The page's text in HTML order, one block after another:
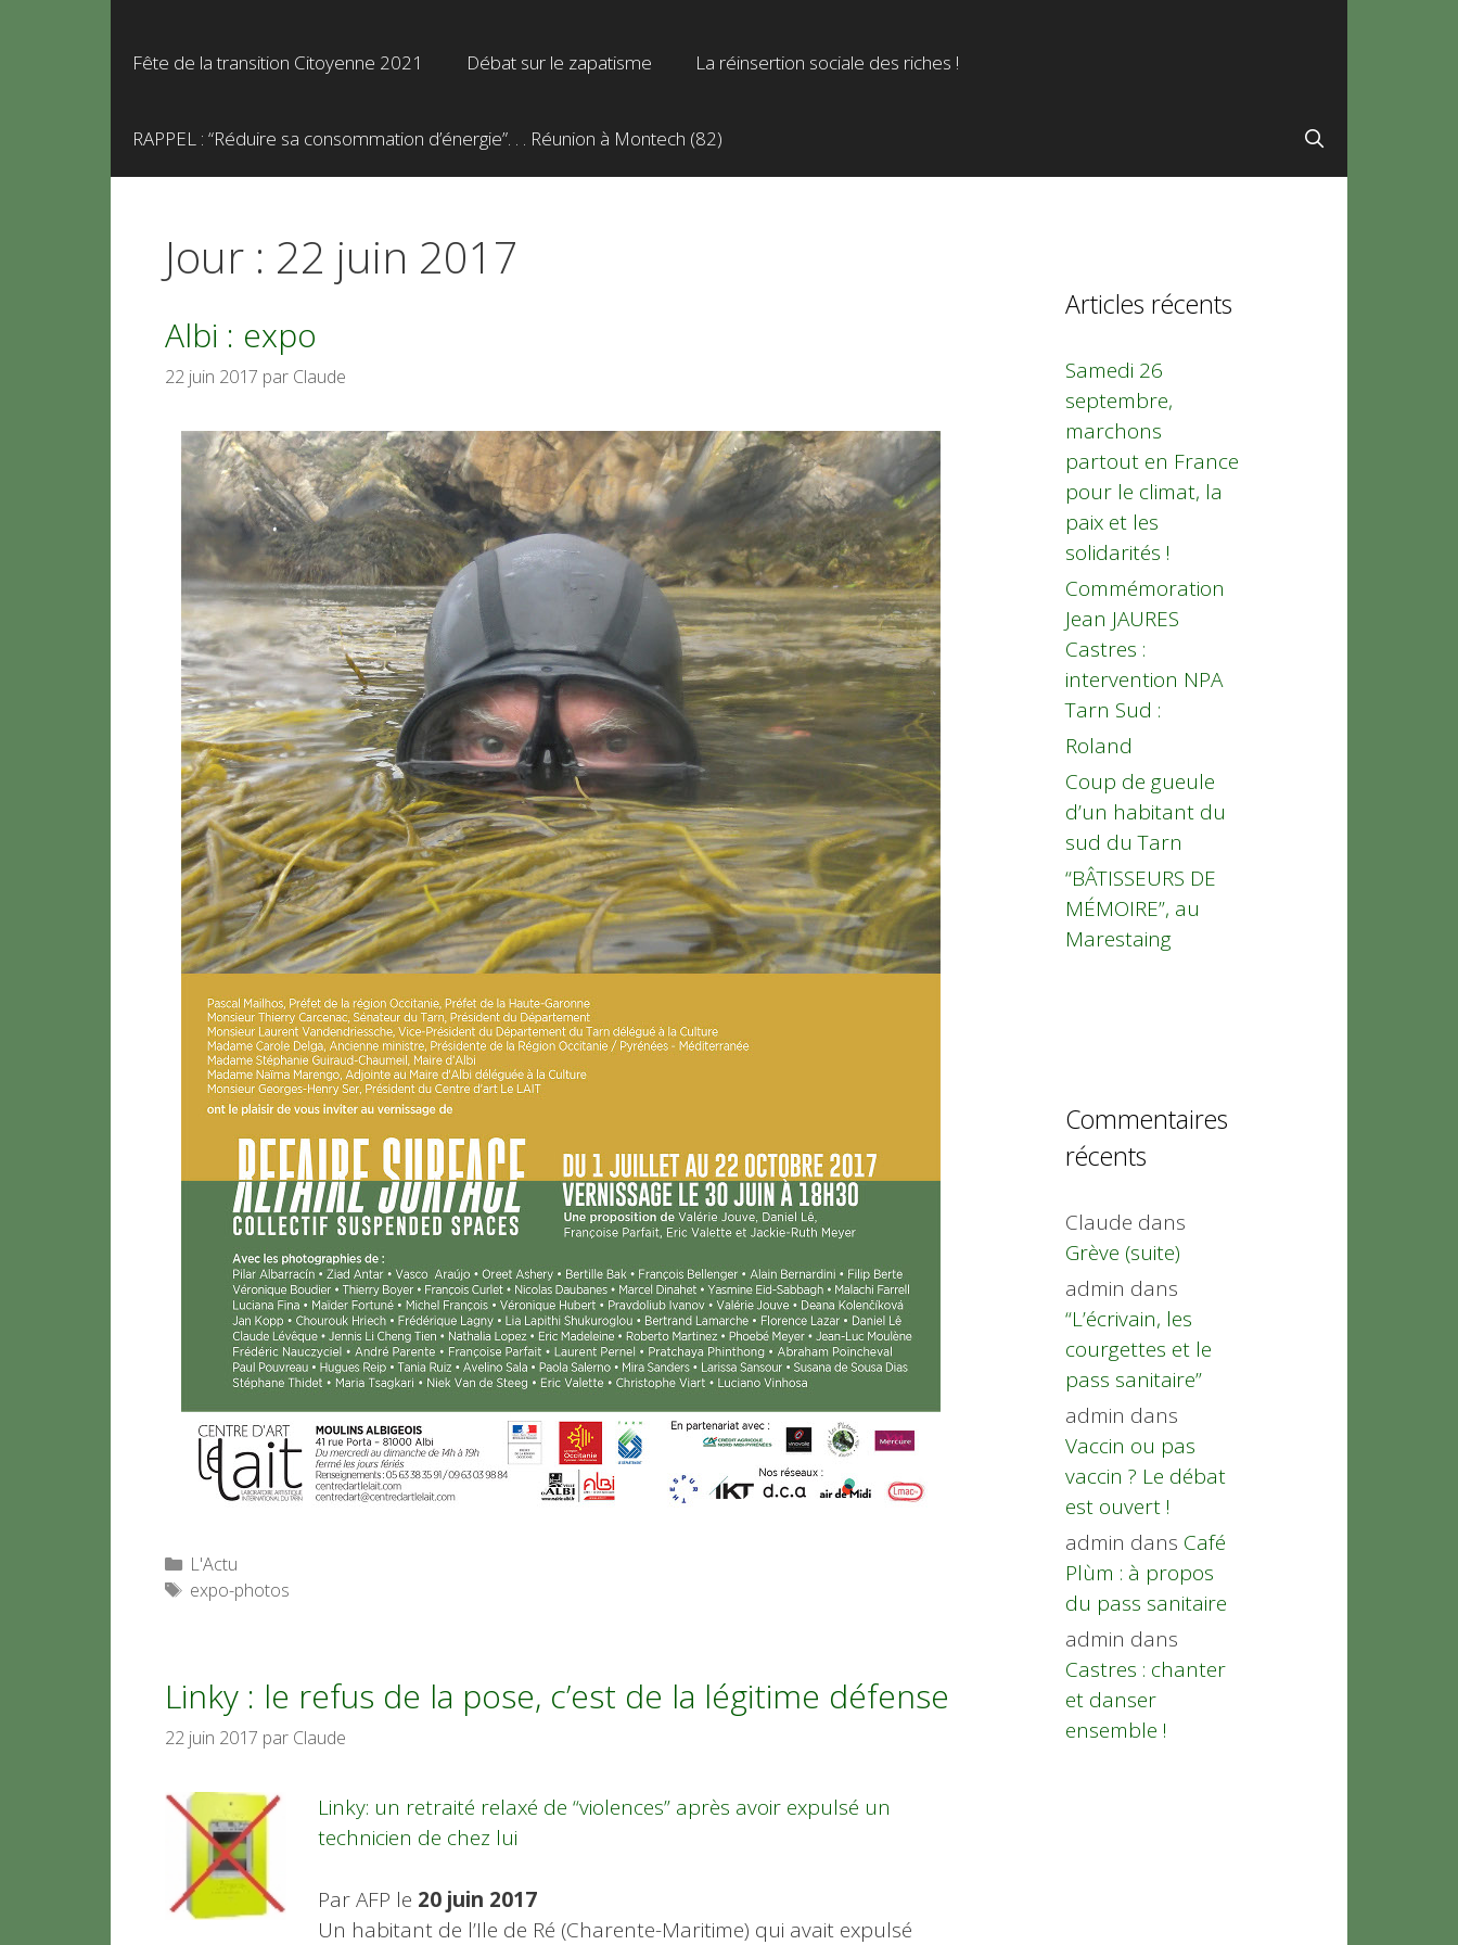
Fête de la transition Citoyenne 2021 Débat sur le zapatisme La réinsertion sociale des riches !
RAPPEL : “Réduire sa consommation d’énergie”. . . Réunion à Montech (82)
Jour : 22 juin 2017
Albi : expo
22 juin 2017 par Claude
Catégories
L'Actu
Étiquettes
expo-photos
Linky : le refus de la pose, c’est de la légitime défense
22 juin 2017 par Claude
Linky: un retraité relaxé de “violences” après avoir expulsé un
technicien de chez lui
Par AFP le 20 juin 2017
Un habitant de l’Ile de Ré (Charente-Maritime) qui avait expulsé
Articles récents
Samedi 26
septembre,
marchons
partout en France
pour le climat, la
paix et les
solidarités !
Commémoration
Jean JAURES
Castres :
intervention NPA
Tarn Sud :
Roland
Coup de gueule
d’un habitant du
sud du Tarn
“BÂTISSEURS DE
MÉMOIRE”, au
Marestaing
Commentaires
récents
Claude dans
Grève (suite)
admin dans
“L’écrivain, les
courgettes et le
pass sanitaire”
admin dans
Vaccin ou pas
vaccin ? Le débat
est ouvert !
admin dans Café
Plùm : à propos
du pass sanitaire
admin dans
Castres : chanter
et danser
ensemble !